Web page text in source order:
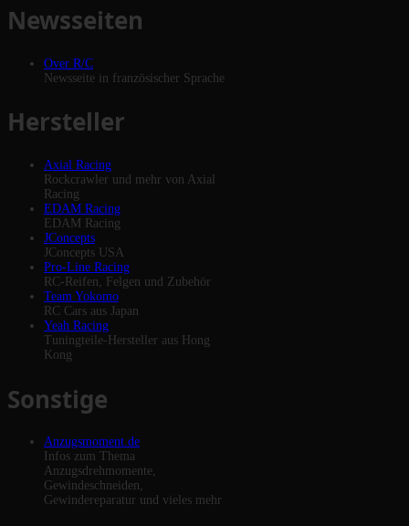
Newsseiten
Over R/C
Newsseite in französischer Sprache
Hersteller
Axial Racing
Rockcrawler und mehr von Axial
Racing
EDAM Racing
EDAM Racing
JConcepts
JConcepts USA
Pro-Line Racing
RC-Reifen, Felgen und Zubehör
Team Yokomo
RC Cars aus Japan
Yeah Racing
Tuningteile-Hersteller aus Hong
Kong
Sonstige
Anzugsmoment.de
Infos zum Thema
Anzugsdrehmomente,
Gewindeschneiden,
Gewindereparatur und vieles mehr